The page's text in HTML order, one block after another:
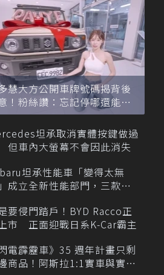
慧大方公開車牌號碼揭背後
！粉絲讚：忘記停哪還能幫
車
坦承取消實體按鍵做過
車內大螢幕不會因此消失
坦承性能車「變得太無
成立全新性能部門，三款手
要侵門踏戶！BYD Racco正
市 正面迎戰日系K-Car霸主
電霹靂車》35 週年計畫只剩
商品！阿斯拉1:1實車與實體